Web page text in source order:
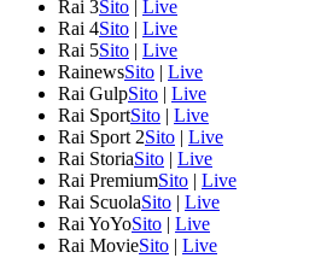
Rai 3Sito | Live
Rai 4Sito | Live
Rai 5Sito | Live
RainewsSito | Live
Rai GulpSito | Live
Rai SportSito | Live
Rai Sport 2Sito | Live
Rai StoriaSito | Live
Rai PremiumSito | Live
Rai ScuolaSito | Live
Rai YoYoSito | Live
Rai MovieSito | Live